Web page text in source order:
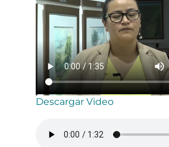
Descargar Video